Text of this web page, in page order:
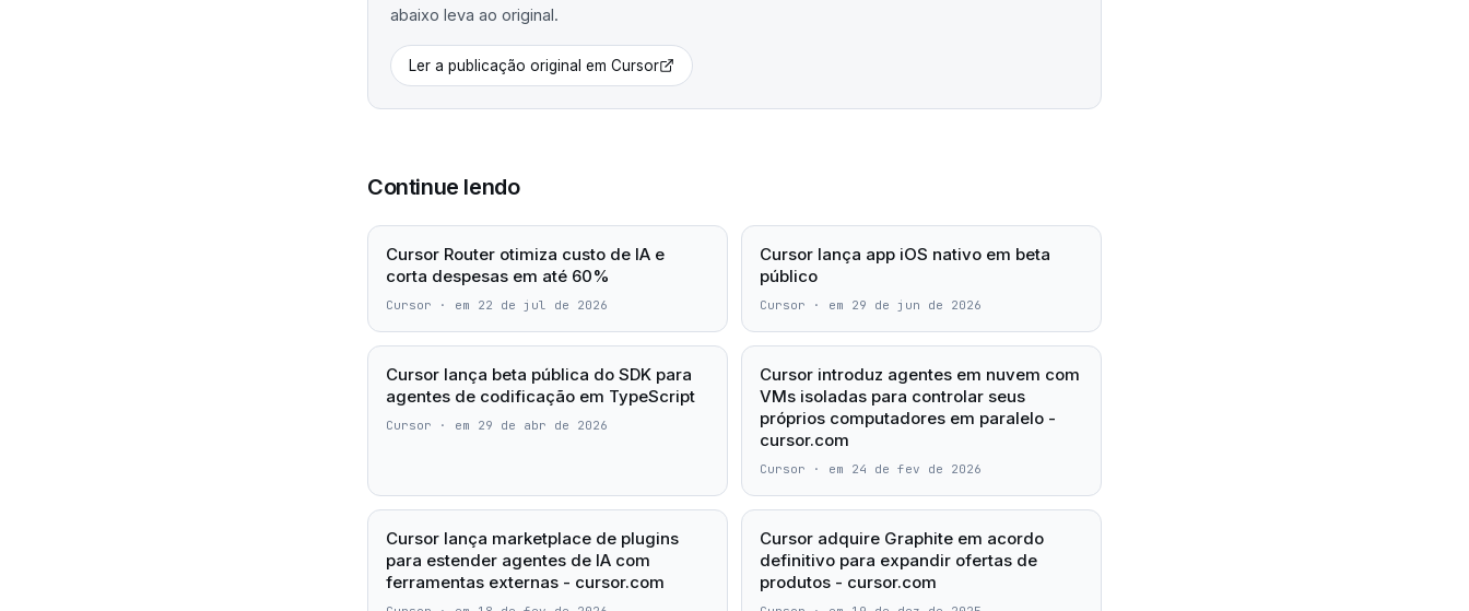
abaixo leva ao original.
Ler a publicação original em Cursor
Continue lendo
Cursor Router otimiza custo de IA e
corta despesas em até 60%
Cursor · em 22 de jul de 2026
Cursor lança app iOS nativo em beta
público
Cursor · em 29 de jun de 2026
Cursor lança beta pública do SDK para
agentes de codificação em TypeScript
Cursor · em 29 de abr de 2026
Cursor introduz agentes em nuvem com
VMs isoladas para controlar seus
próprios computadores em paralelo -
cursor.com
Cursor · em 24 de fev de 2026
Cursor lança marketplace de plugins
para estender agentes de IA com
ferramentas externas - cursor.com
Cursor adquire Graphite em acordo
definitivo para expandir ofertas de
produtos - cursor.com